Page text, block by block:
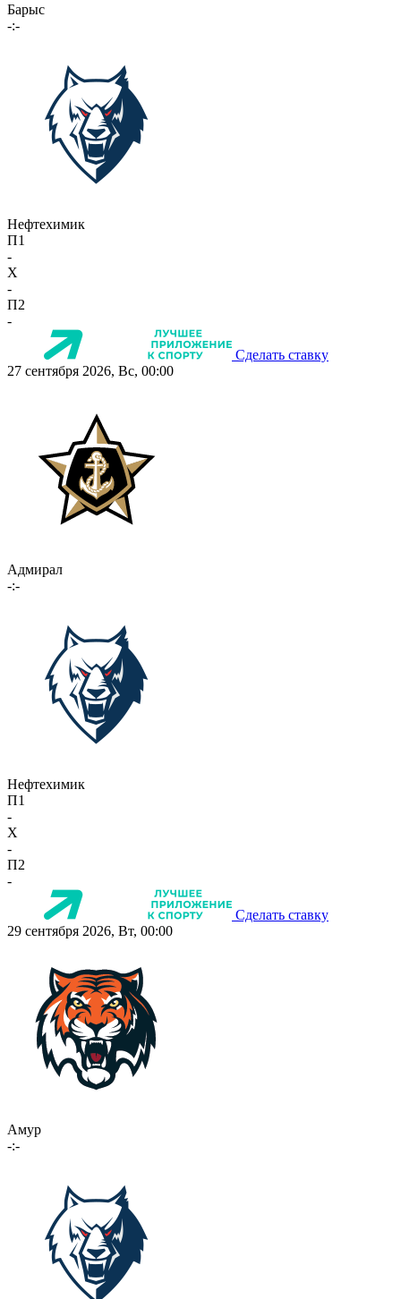
Барыс
-:-
Нефтехимик
П1
-
X
-
П2
-
Сделать ставку
27 сентября 2026, Вс, 00:00
Адмирал
-:-
Нефтехимик
П1
-
X
-
П2
-
Сделать ставку
29 сентября 2026, Вт, 00:00
Амур
-:-